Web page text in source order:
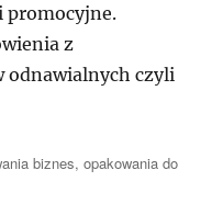
promocyjne.
z
odnawialnych czyli
biznes,opakowania do